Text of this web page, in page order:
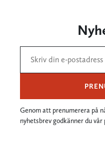
Genom att prenumerera på
nyhetsbrev godkänner du vår